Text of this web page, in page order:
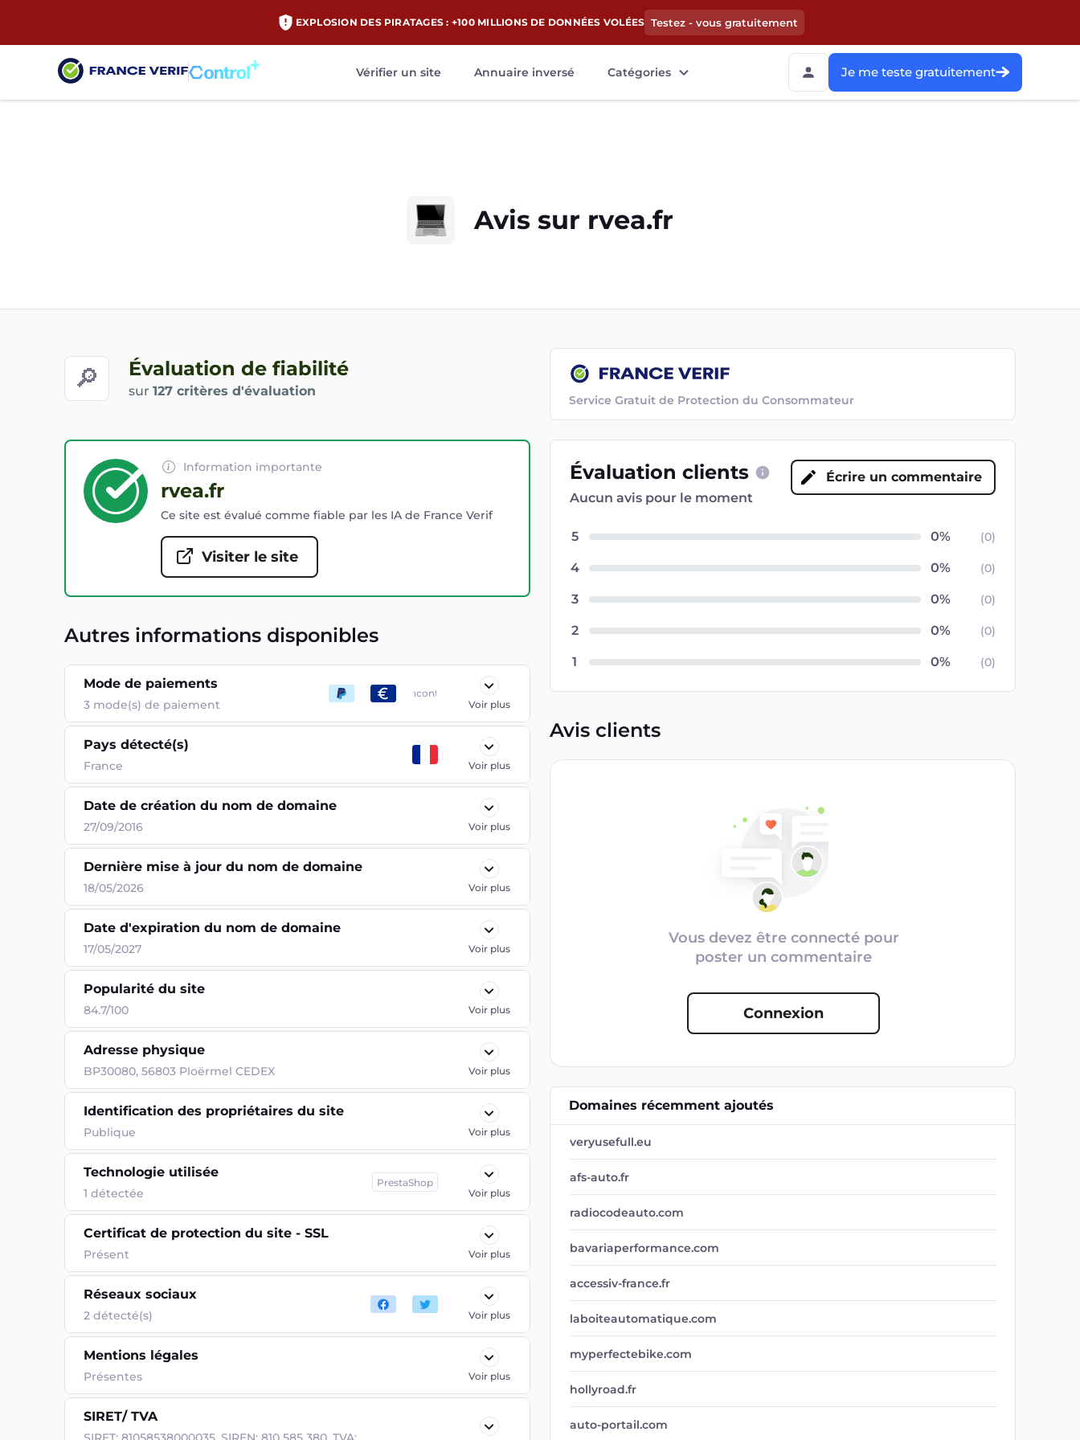
EXPLOSION DES PIRATAGES : +100 MILLIONS DE DONNÉES VOLÉES Testez - vous gratuitement
Vérifier un site Annuaire inversé Catégories Je me teste gratuitement
Avis sur rvea.fr
🔎 Évaluation de fiabilité
sur 127 critères d'évaluation
Service Gratuit de Protection du Consommateur
Information importante
rvea.fr
Ce site est évalué comme fiable par les IA de France Verif
Visiter le site
Autres informations disponibles
Mode de paiements
3 mode(s) de paiement
Bancontact
Voir plus
Pays détecté(s)
France Voir plus
Date de création du nom de domaine
27/09/2016 Voir plus
Dernière mise à jour du nom de domaine
18/05/2026 Voir plus
Date d'expiration du nom de domaine
17/05/2027 Voir plus
Popularité du site
84.7/100 Voir plus
Adresse physique
BP30080, 56803 Ploërmel CEDEX Voir plus
Identification des propriétaires du site
Publique Voir plus
Technologie utilisée
1 détectée
PrestaShop
Voir plus
Certificat de protection du site - SSL
Présent Voir plus
Réseaux sociaux
2 détecté(s) Voir plus
Mentions légales
Présentes Voir plus
SIRET/ TVA
Évaluation clients
Aucun avis pour le moment
Écrire un commentaire
5 (0)
4 (0)
3 (0)
2 (0)
1 (0)
Avis clients
Vous devez être connecté pour
poster un commentaire
Connexion
Domaines récemment ajoutés
veryusefull.eu
afs-auto.fr
radiocodeauto.com
bavariaperformance.com
accessiv-france.fr
laboiteautomatique.com
myperfectebike.com
hollyroad.fr
auto-portail.com